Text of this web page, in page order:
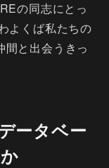
の同志にとっ
よくば私たちの
と出会うきっ
ータベー